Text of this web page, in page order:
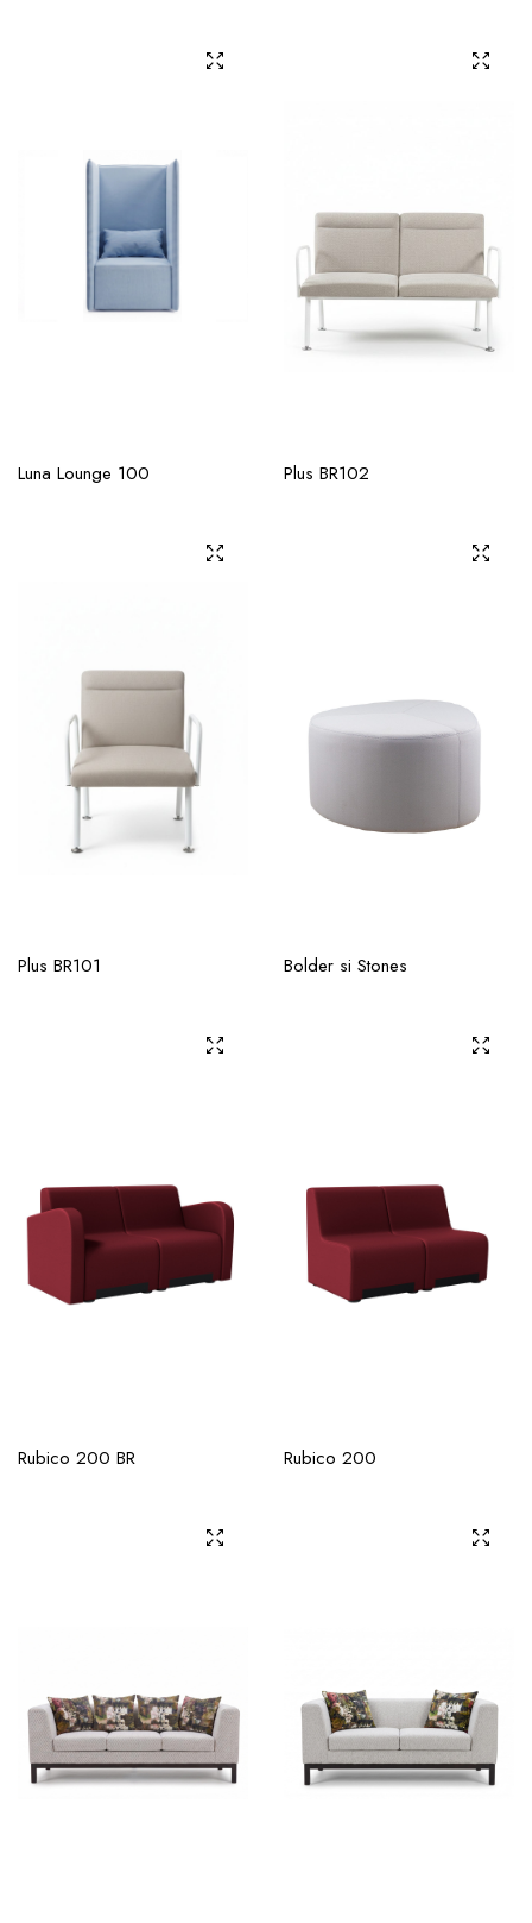
Luna Lounge 100 Plus BR102
Plus BR101 Bolder si Stones
Rubico 200 BR Rubico 200